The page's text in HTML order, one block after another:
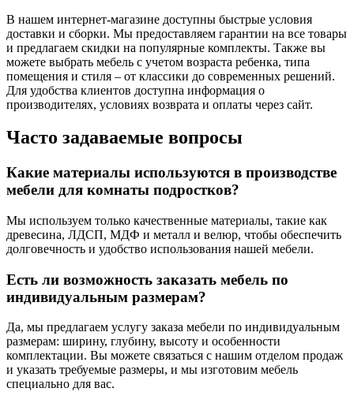
В нашем интернет-магазине доступны быстрые условия
доставки и сборки. Мы предоставляем гарантии на все товары
и предлагаем скидки на популярные комплекты. Также вы
можете выбрать мебель с учетом возраста ребенка, типа
помещения и стиля – от классики до современных решений.
Для удобства клиентов доступна информация о
производителях, условиях возврата и оплаты через сайт.
Часто задаваемые вопросы
Какие материалы используются в производстве
мебели для комнаты подростков?
Мы используем только качественные материалы, такие как
древесина, ЛДСП, МДФ и металл и велюр, чтобы обеспечить
долговечность и удобство использования нашей мебели.
Есть ли возможность заказать мебель по
индивидуальным размерам?
Да, мы предлагаем услугу заказа мебели по индивидуальным
размерам: ширину, глубину, высоту и особенности
комплектации. Вы можете связаться с нашим отделом продаж
и указать требуемые размеры, и мы изготовим мебель
специально для вас.